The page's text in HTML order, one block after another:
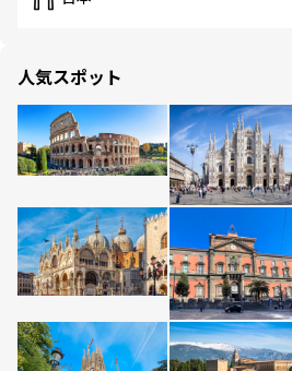
人気スポット